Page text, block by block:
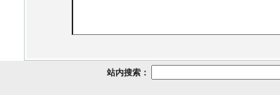
站内搜索：